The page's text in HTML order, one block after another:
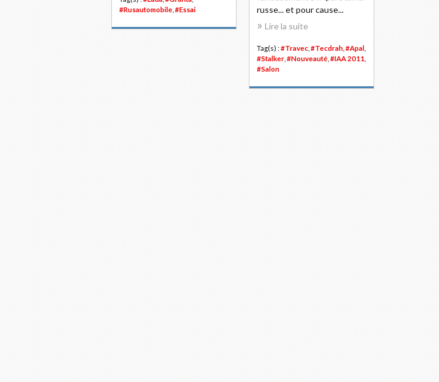
#Rusautomobile #Essai
russe... et pour cause...
Lire la suite
Tag(s) : #Travec #Tecdrah #Apal
#Stalker #Nouveauté #IAA 2011
#Salon